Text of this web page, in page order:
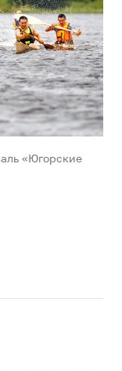
«Югорские